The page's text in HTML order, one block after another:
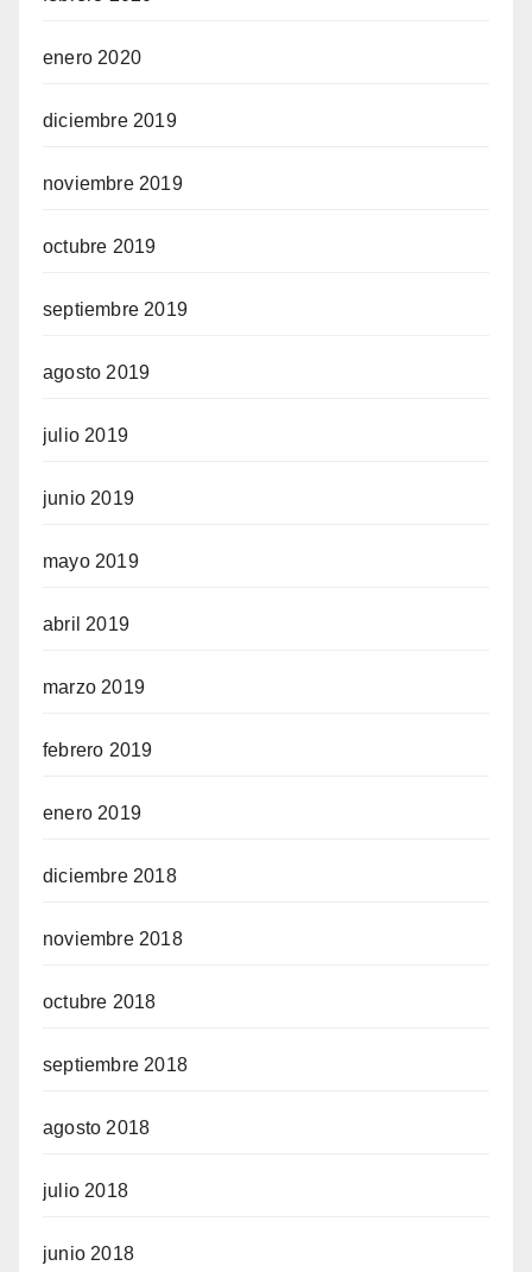
enero 2020
diciembre 2019
noviembre 2019
octubre 2019
septiembre 2019
agosto 2019
julio 2019
junio 2019
mayo 2019
abril 2019
marzo 2019
febrero 2019
enero 2019
diciembre 2018
noviembre 2018
octubre 2018
septiembre 2018
agosto 2018
julio 2018
junio 2018